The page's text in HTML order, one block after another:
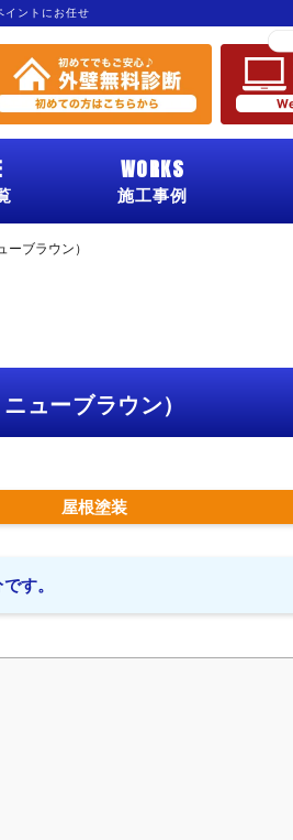
ントにお任せ
WORKS
施工事例
ブラウン）
ューブラウン）
屋根塗装
す。